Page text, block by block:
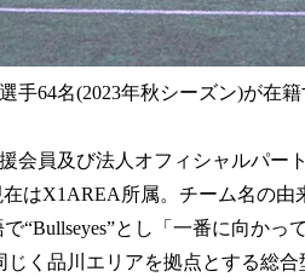
手64名(2023年秋シーズン)が在
会員及び法人オフィシャルパー
はX1AREA所属。チーム名の由
“Bullseyes”とし「一番に向かっ
く品川エリアを拠点とする総合